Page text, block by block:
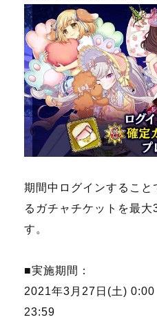
期間中ログインするこ
るガチャチケットを最大
す。
■実施期間：
2021年3月27日(土)
23:59